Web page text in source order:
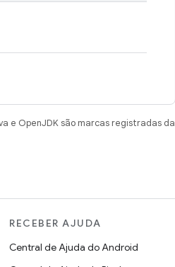
e OpenJDK são marcas registradas da
RECEBER AJUDA
Central de Ajuda do Android